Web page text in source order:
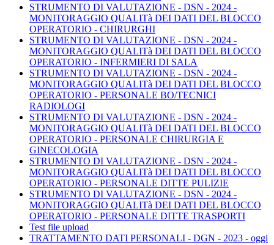
STRUMENTO DI VALUTAZIONE - DSN - 2024 -
MONITORAGGIO QUALITà DEI DATI DEL BLOCCO
OPERATORIO - CHIRURGHI
STRUMENTO DI VALUTAZIONE - DSN - 2024 -
MONITORAGGIO QUALITà DEI DATI DEL BLOCCO
OPERATORIO - INFERMIERI DI SALA
STRUMENTO DI VALUTAZIONE - DSN - 2024 -
MONITORAGGIO QUALITà DEI DATI DEL BLOCCO
OPERATORIO - PERSONALE BO/TECNICI
RADIOLOGI
STRUMENTO DI VALUTAZIONE - DSN - 2024 -
MONITORAGGIO QUALITà DEI DATI DEL BLOCCO
OPERATORIO - PERSONALE CHIRURGIA E
GINECOLOGIA
STRUMENTO DI VALUTAZIONE - DSN - 2024 -
MONITORAGGIO QUALITà DEI DATI DEL BLOCCO
OPERATORIO - PERSONALE DITTE PULIZIE
STRUMENTO DI VALUTAZIONE - DSN - 2024 -
MONITORAGGIO QUALITà DEI DATI DEL BLOCCO
OPERATORIO - PERSONALE DITTE TRASPORTI
Test file upload
TRATTAMENTO DATI PERSONALI - DGN - 2023 - oggi